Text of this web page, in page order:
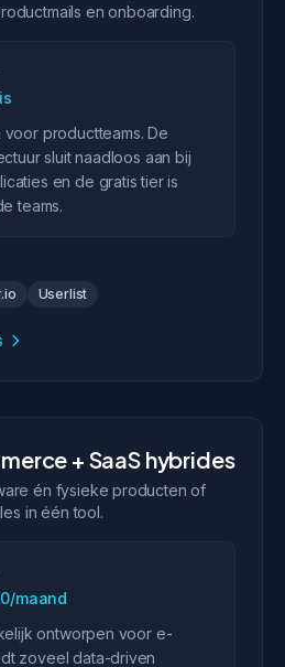
en onboarding.
productteams. De
sluit naadloos aan bij
en de gratis tier is
teams.
Userlist
+ SaaS hybrides
én fysieke producten of
in één tool.
maand
ontworpen voor e-
zoveel data-driven